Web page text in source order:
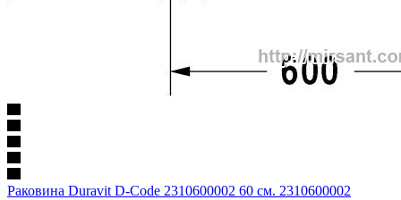
Раковина Duravit D-Code 2310600002 60 см. 2310600002